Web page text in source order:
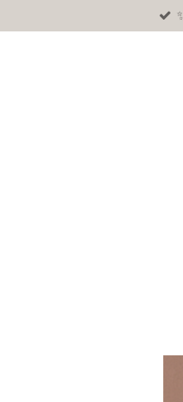
Hauptinhalt